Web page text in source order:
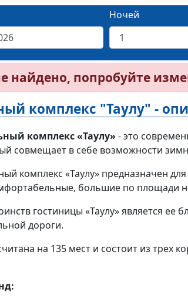
Ночей
найдено, попробуйте
комплекс "Таулу" -
комплекс «Таулу» - это
совмещает в себе возможности
комплекс «Таулу» предназначен
большие по площади
гостиницы «Таулу» является ее
дороги.
на 135 мест и состоит из трех